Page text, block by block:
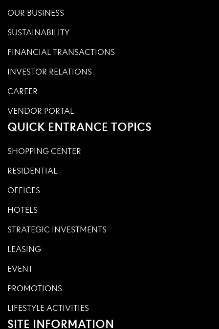
OUR BUSINESS
SUSTAINABILITY
FINANCIAL TRANSACTIONS
INVESTOR RELATIONS
CAREER
VENDOR PORTAL
QUICK ENTRANCE TOPICS
SHOPPING CENTER
RESIDENTIAL
OFFICES
HOTELS
STRATEGIC INVESTMENTS
LEASING
EVENT
PROMOTIONS
LIFESTYLE ACTIVITIES
SITE INFORMATION